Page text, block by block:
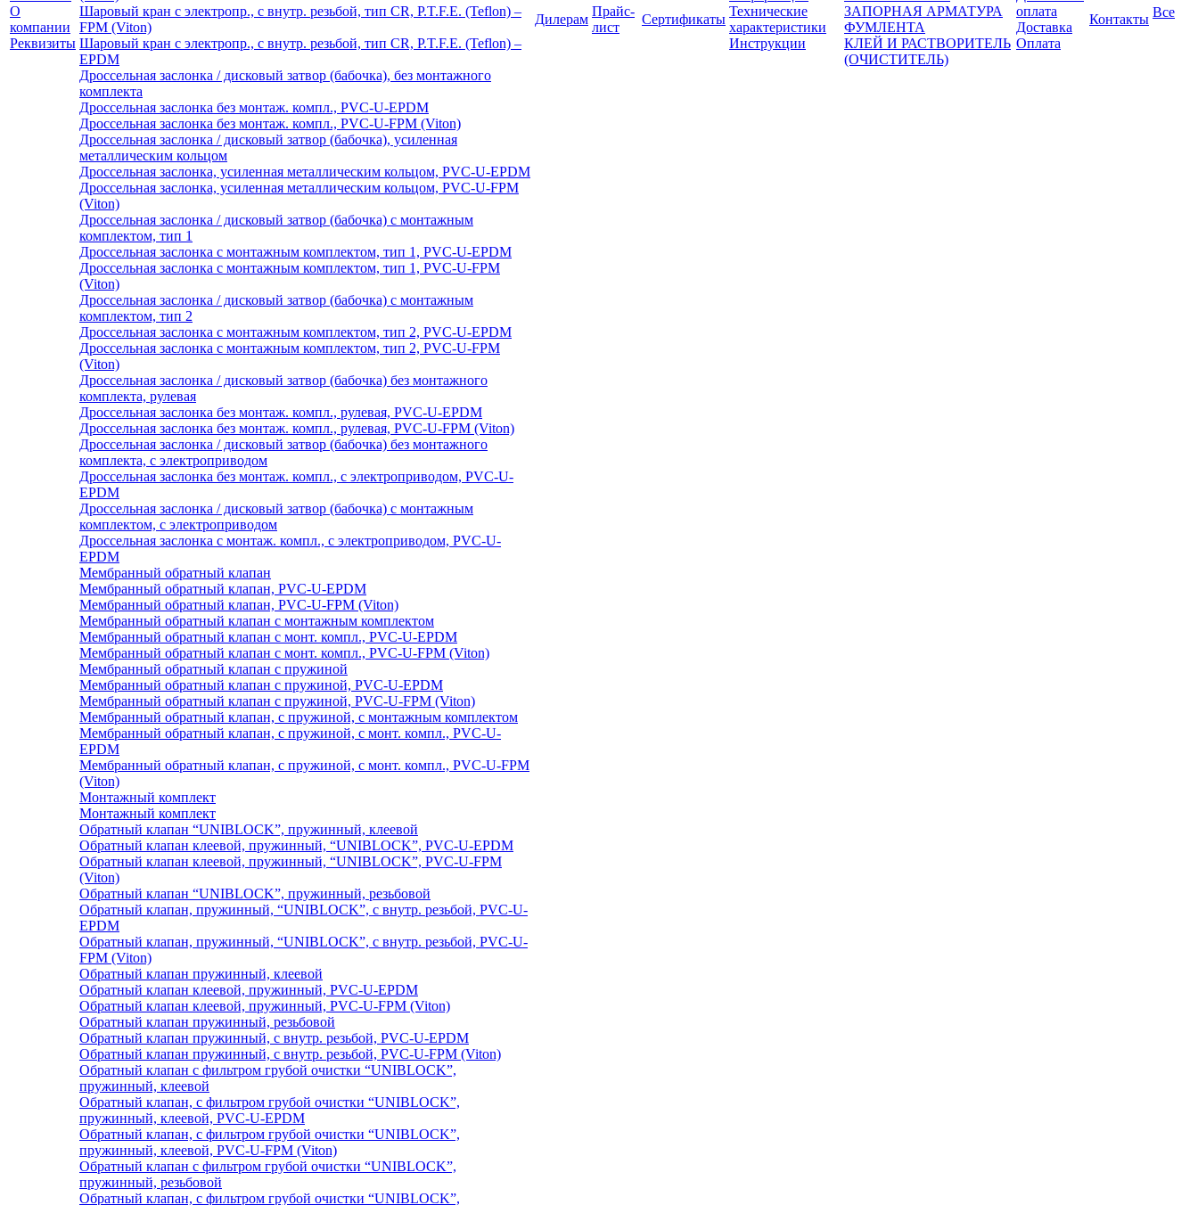
О
компании
Реквизиты
Шаровый кран с электропр., с внутр. резьбой, тип CR, P.T.F.E. (Teflon) –
FPM (Viton)
Шаровый кран с электропр., с внутр. резьбой, тип CR, P.T.F.E. (Teflon) –
EPDM
Дроссельная заслонка / дисковый затвор (бабочка), без монтажного
комплекта
Дроссельная заслонка без монтаж. компл., PVC-U-EPDM
Дроссельная заслонка без монтаж. компл., PVC-U-FPM (Viton)
Дроссельная заслонка / дисковый затвор (бабочка), усиленная
металлическим кольцом
Дроссельная заслонка, усиленная металлическим кольцом, PVC-U-EPDM
Дроссельная заслонка, усиленная металлическим кольцом, PVC-U-FPM
(Viton)
Дроссельная заслонка / дисковый затвор (бабочка) с монтажным
комплектом, тип 1
Дроссельная заслонка с монтажным комплектом, тип 1, PVC-U-EPDM
Дроссельная заслонка с монтажным комплектом, тип 1, PVC-U-FPM
(Viton)
Дроссельная заслонка / дисковый затвор (бабочка) с монтажным
комплектом, тип 2
Дроссельная заслонка с монтажным комплектом, тип 2, PVC-U-EPDM
Дроссельная заслонка с монтажным комплектом, тип 2, PVC-U-FPM
(Viton)
Дроссельная заслонка / дисковый затвор (бабочка) без монтажного
комплекта, рулевая
Дроссельная заслонка без монтаж. компл., рулевая, PVC-U-EPDM
Дроссельная заслонка без монтаж. компл., рулевая, PVC-U-FPM (Viton)
Дроссельная заслонка / дисковый затвор (бабочка) без монтажного
комплекта, с электроприводом
Дроссельная заслонка без монтаж. компл., с электроприводом, PVC-U-
EPDM
Дроссельная заслонка / дисковый затвор (бабочка) с монтажным
комплектом, с электроприводом
Дроссельная заслонка с монтаж. компл., с электроприводом, PVC-U-
EPDM
Мембранный обратный клапан
Мембранный обратный клапан, PVC-U-EPDM
Мембранный обратный клапан, PVC-U-FPM (Viton)
Мембранный обратный клапан с монтажным комплектом
Мембранный обратный клапан с монт. компл., PVC-U-EPDM
Мембранный обратный клапан с монт. компл., PVC-U-FPM (Viton)
Мембранный обратный клапан с пружиной
Мембранный обратный клапан с пружиной, PVC-U-EPDM
Мембранный обратный клапан с пружиной, PVC-U-FPM (Viton)
Мембранный обратный клапан, с пружиной, с монтажным комплектом
Мембранный обратный клапан, с пружиной, с монт. компл., PVC-U-
EPDM
Мембранный обратный клапан, с пружиной, с монт. компл., PVC-U-FPM
(Viton)
Монтажный комплект
Монтажный комплект
Обратный клапан “UNIBLOCK”, пружинный, клеевой
Обратный клапан клеевой, пружинный, “UNIBLOCK”, PVC-U-EPDM
Обратный клапан клеевой, пружинный, “UNIBLOCK”, PVC-U-FPM
(Viton)
Обратный клапан “UNIBLOCK”, пружинный, резьбовой
Обратный клапан, пружинный, “UNIBLOCK”, с внутр. резьбой, PVC-U-
EPDM
Обратный клапан, пружинный, “UNIBLOCK”, с внутр. резьбой, PVC-U-
FPM (Viton)
Обратный клапан пружинный, клеевой
Обратный клапан клеевой, пружинный, PVC-U-EPDM
Обратный клапан клеевой, пружинный, PVC-U-FPM (Viton)
Обратный клапан пружинный, резьбовой
Обратный клапан пружинный, с внутр. резьбой, PVC-U-EPDM
Обратный клапан пружинный, с внутр. резьбой, PVC-U-FPM (Viton)
Обратный клапан с фильтром грубой очистки “UNIBLOCK”,
пружинный, клеевой
Обратный клапан, с фильтром грубой очистки “UNIBLOCK”,
пружинный, клеевой, PVC-U-EPDM
Обратный клапан, с фильтром грубой очистки “UNIBLOCK”,
пружинный, клеевой, PVC-U-FPM (Viton)
Обратный клапан с фильтром грубой очистки “UNIBLOCK”,
пружинный, резьбовой
Обратный клапан, с фильтром грубой очистки “UNIBLOCK”,
Дилерам
Прайс-
лист
Сертификаты
Технические
характеристики
Инструкции
ЗАПОРНАЯ АРМАТУРА
ФУМЛЕНТА
КЛЕЙ И РАСТВОРИТЕЛЬ
(ОЧИСТИТЕЛЬ)
оплата
Доставка
Оплата
Контакты Все